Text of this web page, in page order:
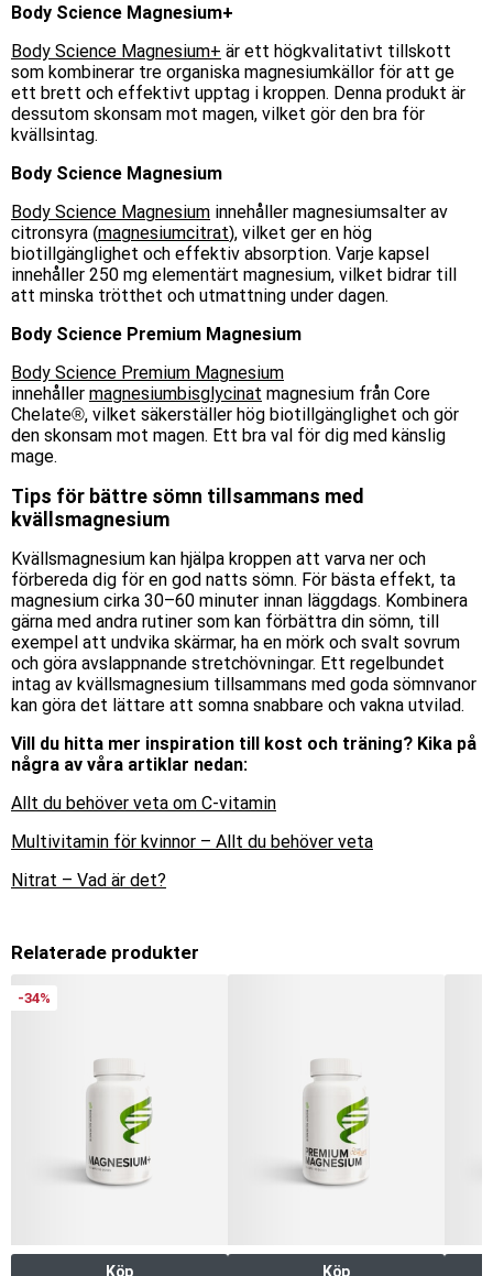
Body Science Magnesium+
Body Science Magnesium+ är ett högkvalitativt tillskott
som kombinerar tre organiska magnesiumkällor för att ge
ett brett och effektivt upptag i kroppen. Denna produkt är
dessutom skonsam mot magen, vilket gör den bra för
kvällsintag.
Body Science Magnesium
Body Science Magnesium innehåller magnesiumsalter av
citronsyra (magnesiumcitrat), vilket ger en hög
biotillgänglighet och effektiv absorption. Varje kapsel
innehåller 250 mg elementärt magnesium, vilket bidrar till
att minska trötthet och utmattning under dagen.
Body Science Premium Magnesium
Body Science Premium Magnesium
innehåller magnesiumbisglycinat magnesium från Core
Chelate®, vilket säkerställer hög biotillgänglighet och gör
den skonsam mot magen. Ett bra val för dig med känslig
mage.
Tips för bättre sömn tillsammans med
kvällsmagnesium
Kvällsmagnesium kan hjälpa kroppen att varva ner och
förbereda dig för en god natts sömn. För bästa effekt, ta
magnesium cirka 30–60 minuter innan läggdags. Kombinera
gärna med andra rutiner som kan förbättra din sömn, till
exempel att undvika skärmar, ha en mörk och svalt sovrum
och göra avslappnande stretchövningar. Ett regelbundet
intag av kvällsmagnesium tillsammans med goda sömnvanor
kan göra det lättare att somna snabbare och vakna utvilad.
Vill du hitta mer inspiration till kost och träning? Kika på
några av våra artiklar nedan:
Allt du behöver veta om C-vitamin
Multivitamin för kvinnor – Allt du behöver veta
Nitrat – Vad är det?
Relaterade produkter
-34%
Köp Köp